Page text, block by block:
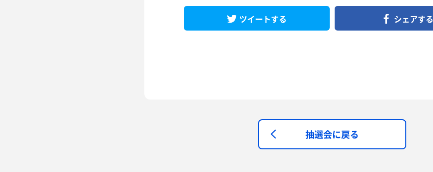
ツイートする シェアする
抽選会に戻る